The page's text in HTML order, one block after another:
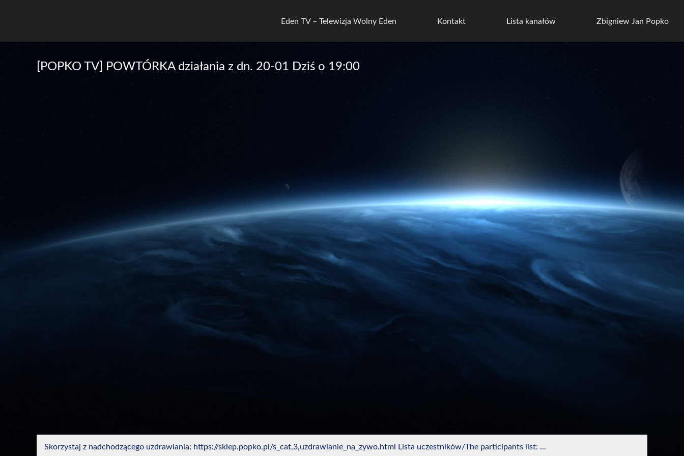
Eden TV – Telewizja Wolny Eden Kontakt Lista kanałów Zbigniew Jan Popko
[POPKO TV] POWTÓRKA działania z dn. 20-01 Dziś o 19:00
Skorzystaj z nadchodzącego uzdrawiania: https://sklep.popko.pl/s_cat,3,uzdrawianie_na_zywo.html Lista uczestników/The participants list: ...